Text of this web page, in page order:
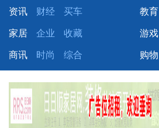
资讯 财经 买车 教育
家居 企业 收藏 游戏
商讯 时尚 综合 购物